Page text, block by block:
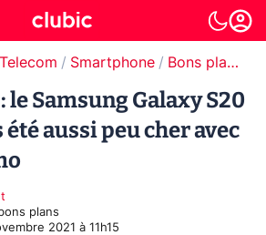
Smartphone Bons plans Smartphones
le Samsung Galaxy S20
été aussi peu cher avec
plans
2021 à 11h15